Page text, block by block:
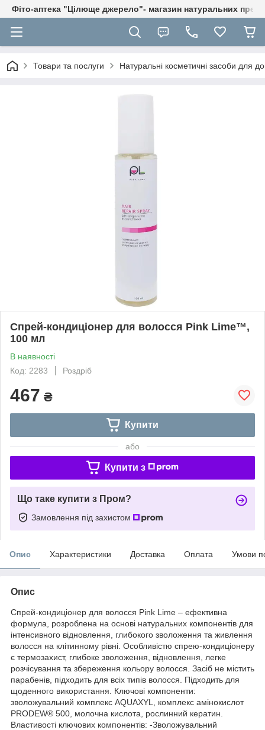
Фіто-аптека "Цілюще джерело"- магазин натуральних
Товари та послуги Натуральні косметичні засоби для
Спрей-кондиціонер для волосся Pink Lime™,
100 мл
В наявності
Код: 2283
Роздріб
467 ₴
Купити
або
Купити з
Що таке купити з Пром?
Замовлення під захистом
Опис Характеристики Доставка Оплата Умови
Опис
Спрей-кондиціонер для волосся Pink Lime – ефективна
формула, розроблена на основі натуральних компонентів для
інтенсивного відновлення, глибокого зволоження та живлення
волосся на клітинному рівні. Особливістю спрею-кондиціонеру
є термозахист, глибоке зволоження, відновлення, легке
розчісування та збереження кольору волосся. Засіб не містить
парабенів, підходить для всіх типів волосся. Підходить для
щоденного використання. Ключові компоненти:
зволожувальний комплекс AQUAXYL, комплекс амінокислот
PRODEW® 500, молочна кислота, рослинний кератин.
Властивості ключових компонентів: -Зволожувальний